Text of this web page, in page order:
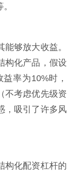
够放大收益。
构化产品，假设
率为10%时，
不考虑优先级资
，吸引了许多风
构化配资杠杆的